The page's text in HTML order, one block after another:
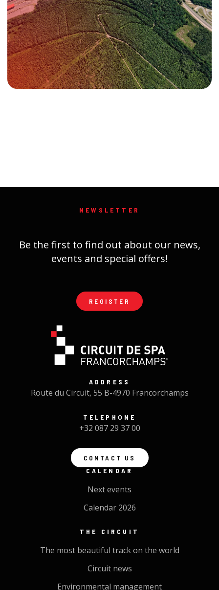
NEWSLETTER
Be the first to find out about our news,
events and special offers!
REGISTER
ADDRESS
Route du Circuit, 55 B-4970 Francorchamps
TELEPHONE
+32 087 29 37 00
CONTACT US
CALENDAR
Next events
Calendar 2026
THE CIRCUIT
The most beautiful track on the world
Circuit news
Environmental management